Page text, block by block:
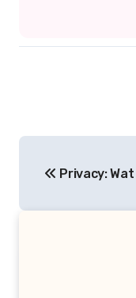
navigatie
Privacy: